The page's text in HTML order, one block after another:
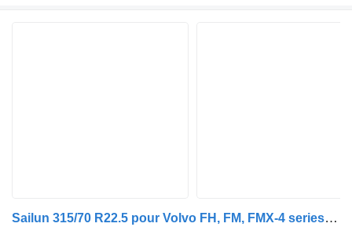
Sailun 315/70 R22.5 pour Volvo FH, FM, FMX-4 series (2013-)